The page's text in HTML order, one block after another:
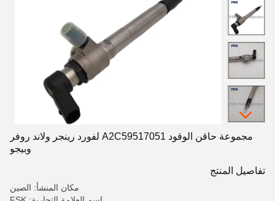
مجموعة حاقن الوقود A2C59517051 لفورد رينجر ولاند روفر
وبيجو
تفاصيل المنتج
مكان المنشأ: الصين